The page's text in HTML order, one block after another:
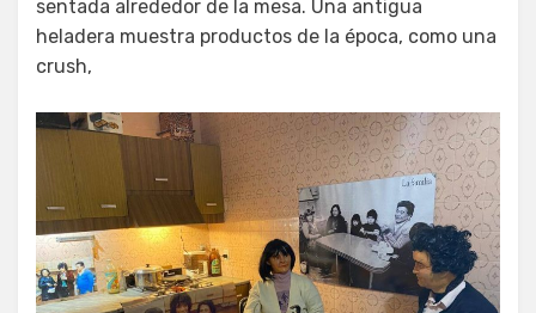
sentada alrededor de la mesa. Una antigua
heladera muestra productos de la época, como una
crush,